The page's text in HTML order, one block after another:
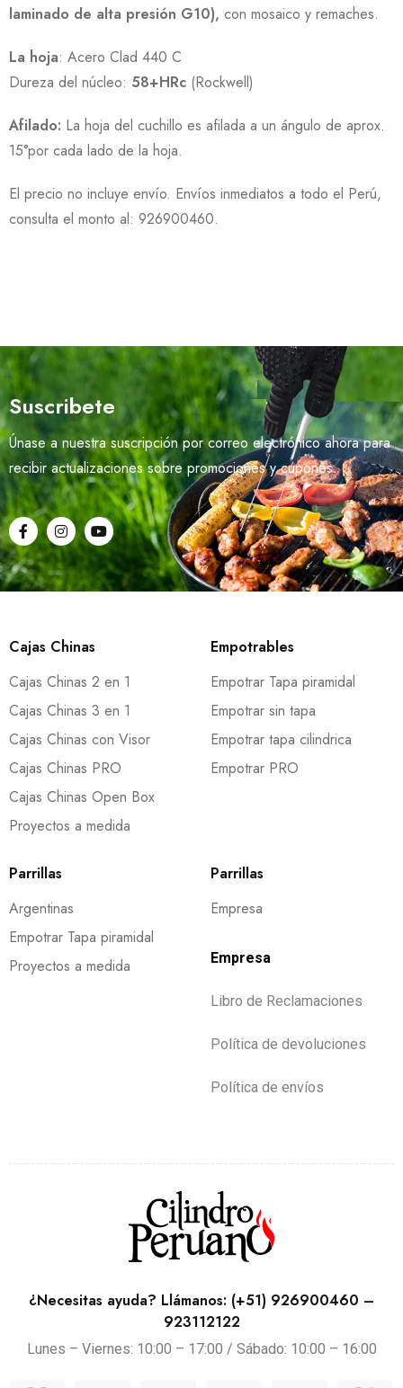
laminado de alta presión G10), con mosaico y remaches.
La hoja: Acero Clad 440 C
Dureza del núcleo: 58+HRc (Rockwell)
Afilado: La hoja del cuchillo es afilada a un ángulo de aprox.
15°por cada lado de la hoja.
El precio no incluye envío. Envíos inmediatos a todo el Perú,
consulta el monto al: 926900460.
Suscribete
Únase a nuestra suscripción por correo electrónico ahora para
recibir actualizaciones sobre promociones y cupones.
Cajas Chinas
Cajas Chinas 2 en 1
Cajas Chinas 3 en 1
Cajas Chinas con Visor
Cajas Chinas PRO
Cajas Chinas Open Box
Proyectos a medida
Empotrables
Empotrar Tapa piramidal
Empotrar sin tapa
Empotrar tapa cilindrica
Empotrar PRO
Parrillas
Argentinas
Empotrar Tapa piramidal
Proyectos a medida
Parrillas
Empresa
Empresa
Libro de Reclamaciones
Política de devoluciones
Política de envíos
¿Necesitas ayuda? Llámanos: (+51) 926900460 –
923112122
Lunes – Viernes: 10:00 – 17:00 / Sábado: 10:00 – 16:00